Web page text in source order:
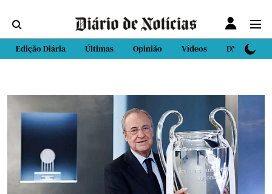
Edição Diária Últimas Opinião Vídeos DN Sport